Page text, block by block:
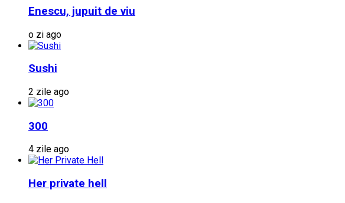
Enescu, jupuit de viu
o zi ago
Sushi
2 zile ago
300
4 zile ago
Her private hell